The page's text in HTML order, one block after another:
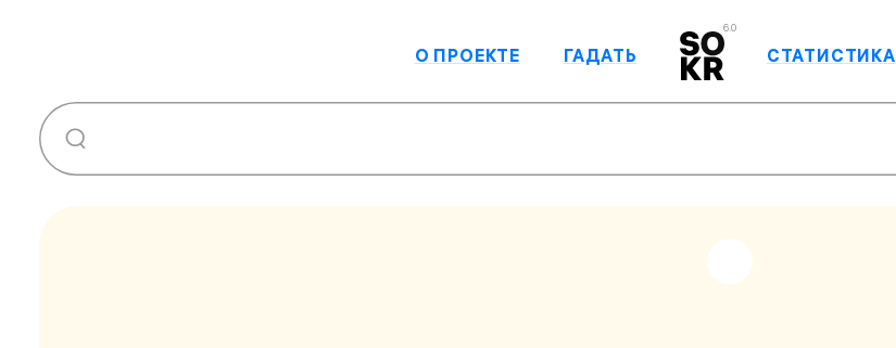
6.0
О ПРОЕКТЕ ГАДАТЬ СТАТИСТИКА